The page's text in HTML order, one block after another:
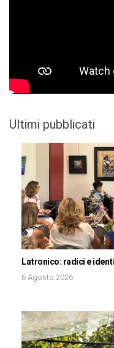
Ultimi pubblicati
Latronico: radici e
6 Agosto 2026